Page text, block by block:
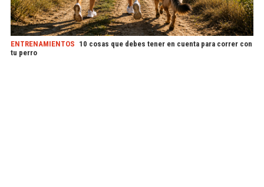
ENTRENAMIENTOS 10 cosas que debes tener en cuenta para correr con
tu perro